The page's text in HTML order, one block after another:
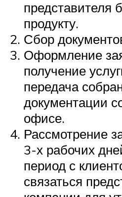
представителя
продукту.
Сбор
Оформление
получение
передача
документации
офисе.
Рассмотрение
3-х рабочих
период с
связаться